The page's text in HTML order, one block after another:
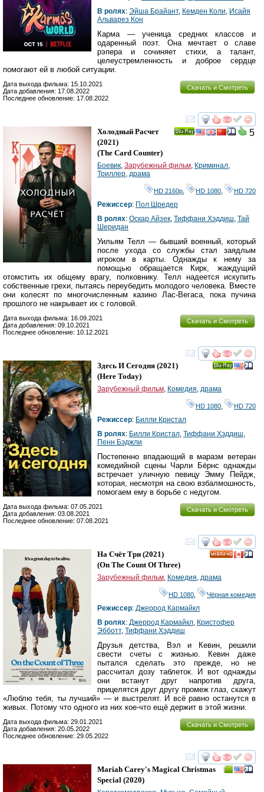
В ролях: Эйша Брайант, Кемден Коли, Исайя
Альварез Кон
Карма — ученица средних классов и
одаренный поэт. Она мечтает о славе
рэпера и сочиняет стихи, а талант,
целеустремленность и доброе сердце
помогают ей в любой ситуации.
Скачать и Смотреть
Дата выхода фильма: 15.10.2021
Дата добавления: 17.08.2022
Последнее обновление: 17.08.2022
смотреть
5
Холодный Расчет
(2021)
(The Card Counter)
Боевик, Зарубежный фильм, Криминал,
Триллер, драма
HD 2160р HD 1080 HD 720
Режиссер: Пол Шредер
В ролях: Оскар Айзек, Тиффани Хэддиш, Тай
Шеридан
Уильям Телл — бывший военный, который
после ухода со службы стал заядлым
игроком в карты. Однажды к нему за
помощью обращается Кирк, жаждущий
отомстить их общему врагу, полковнику. Телл надеется искупить
собственные грехи, пытаясь переубедить молодого человека. Вместе
они колесят по многочисленным казино Лас-Вегаса, пока пучина
прошлого не накрывает их с головой.
Скачать и Смотреть
Дата выхода фильма: 16.09.2021
Дата добавления: 09.10.2021
Последнее обновление: 10.12.2021
смотреть
Здесь И Сегодня (2021)
(Here Today)
Зарубежный фильм, Комедия, драма
HD 1080 HD 720
Режиссер: Билли Кристал
В ролях: Билли Кристал, Тиффани Хэддиш,
Пенн Бэджли
Постепенно впадающий в маразм ветеран
комедийной сцены Чарли Бёрнс однажды
встречает уличную певицу Эмму Пейдж,
которая, несмотря на свою взбалмошность,
помогаем ему в борьбе с недугом.
Скачать и Смотреть
Дата выхода фильма: 07.05.2021
Дата добавления: 03.08.2021
Последнее обновление: 07.08.2021
смотреть
На Счёт Три (2021)
(On The Count Of Three)
Зарубежный фильм, Комедия, драма
HD 1080 Чёрная комедия
Режиссер: Джеррод Кармайкл
В ролях: Джеррод Кармайкл, Кристофер
Эбботт, Тиффани Хэддиш
Друзья детства, Вэл и Кевин, решили
свести счеты с жизнью. Кевин даже
пытался сделать это прежде, но не
рассчитал дозу таблеток. И вот однажды
они встанут друг напротив друга,
прицелятся друг другу промеж глаз, скажут
«Люблю тебя, ты лучший» — и выстрелят. И всё равно останутся в
живых. Потому что одного из них кое-что ещё держит в этой жизни.
Скачать и Смотреть
Дата выхода фильма: 29.01.2021
Дата добавления: 20.05.2022
Последнее обновление: 29.05.2022
смотреть
Mariah Carey's Magical Christmas
Special (2020)